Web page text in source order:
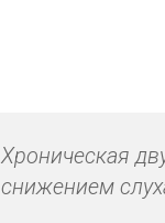
Хроническая
снижением